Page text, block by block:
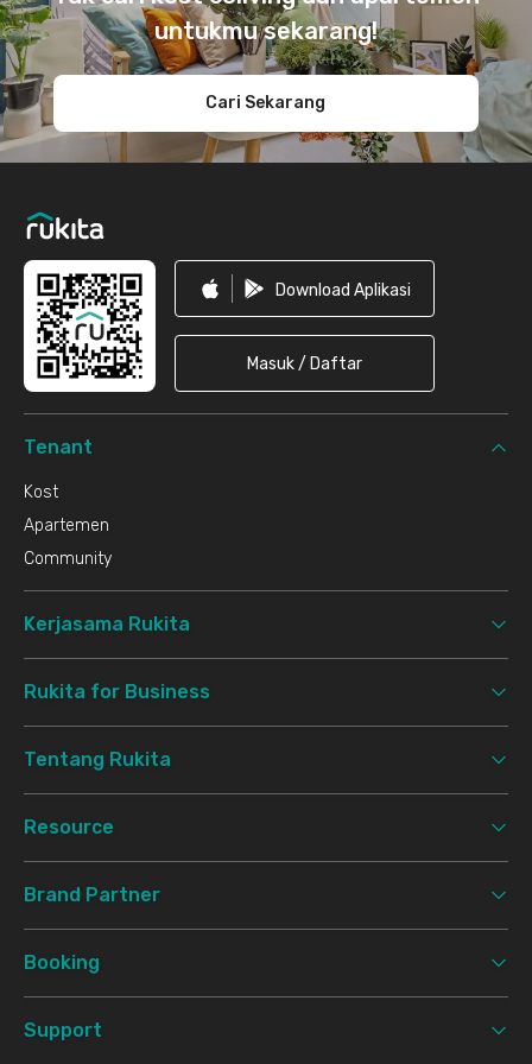
untukmu sekarang!
Cari Sekarang
Download Aplikasi
Masuk / Daftar
Tenant
Kost
Apartemen
Community
Kerjasama Rukita
Rukita for Business
Tentang Rukita
Resource
Brand Partner
Booking
Support